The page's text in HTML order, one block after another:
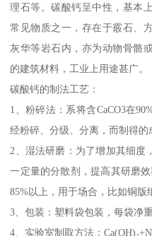
理石等。碳酸钙呈中性，基本
常见物质之一，存在于霰石、
灰华等岩石内，亦为动物骨骼
的建筑材料，工业上用途甚广。
碳酸钙的制法工艺：
1、粉碎法：系将含CaCO3在
经粉碎、分级、分离，而制得的
2、湿法研磨：为了增加其细度
一定量的分散剂，提高其研磨
85%以上，用于场合，比如铜版
3、包装：塑料袋包装，每袋净
4、实验室制取方法：